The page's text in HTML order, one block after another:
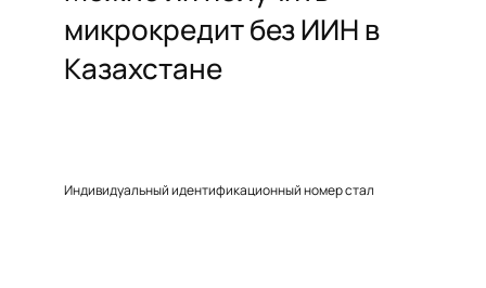
микрокредит без ИИН в
Казахстане
Индивидуальный идентификационный номер стал